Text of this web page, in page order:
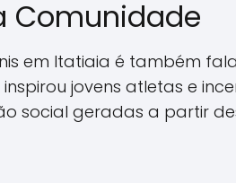
Comunidade
em Itatiaia é também
jovens atletas e
social geradas a partir